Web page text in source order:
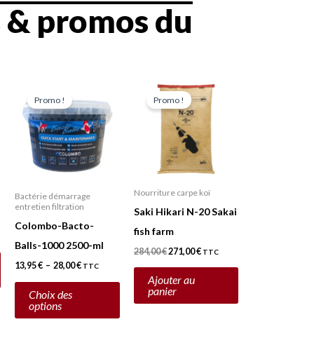
promos du
Promo !
Bactérie démarrage
entretien filtration
Colombo-Bacto-
Balls-1000 2500-ml
13,95€ – 28,00€
prix :
13,95 €
à
28,00 €
TTC
Choix des
options
produit
variations.
sur
Promo !
Nourriture carpe koï
Saki Hikari N-20 Sakai
fish farm
284,00€
Le
prix
initial
était :
284,00 €.
271,00€
Le
prix
actuel
271,00 €.
TTC
Ajouter au
panier